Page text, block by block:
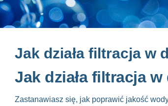
Jak działa filtracja w
Jak działa filtracja
Zastanawiasz się, jak poprawić jakość